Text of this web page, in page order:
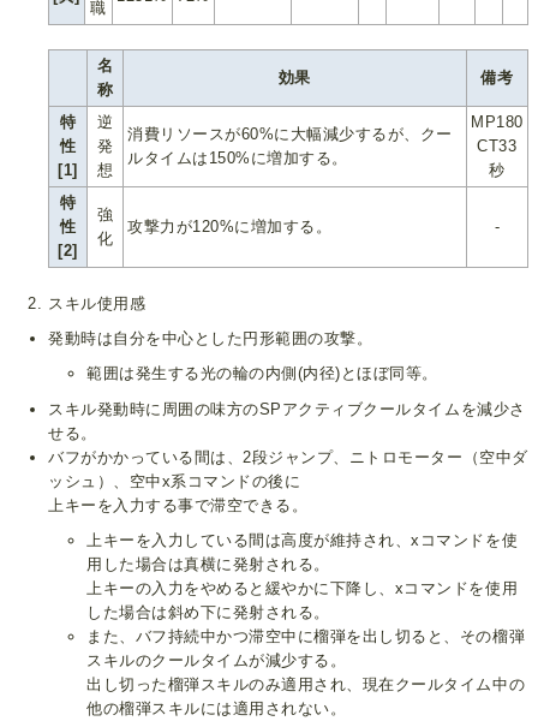
職
名
称
効果 備考
特
性
[1]
逆
発
想
消費リソースが60%に大幅減少するが、クー
ルタイムは150%に増加する。
MP180
CT33
秒
特
性
[2]
強
化
攻撃力が120%に増加する。 -
スキル使用感
発動時は自分を中心とした円形範囲の攻撃。
範囲は発生する光の輪の内側(内径)とほぼ同等。
スキル発動時に周囲の味方のSPアクティブクールタイムを減少さ
せる。
バフがかかっている間は、2段ジャンプ、ニトロモーター（空中ダ
ッシュ）、空中x系コマンドの後に
上キーを入力する事で滞空できる。
上キーを入力している間は高度が維持され、xコマンドを使
用した場合は真横に発射される。
上キーの入力をやめると緩やかに下降し、xコマンドを使用
した場合は斜め下に発射される。
また、バフ持続中かつ滞空中に榴弾を出し切ると、その榴弾
スキルのクールタイムが減少する。
出し切った榴弾スキルのみ適用され、現在クールタイム中の
他の榴弾スキルには適用されない。